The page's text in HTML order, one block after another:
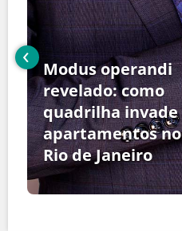
Modus operandi
revelado: como
quadrilha invade
apartamentos no
Rio de Janeiro
‹